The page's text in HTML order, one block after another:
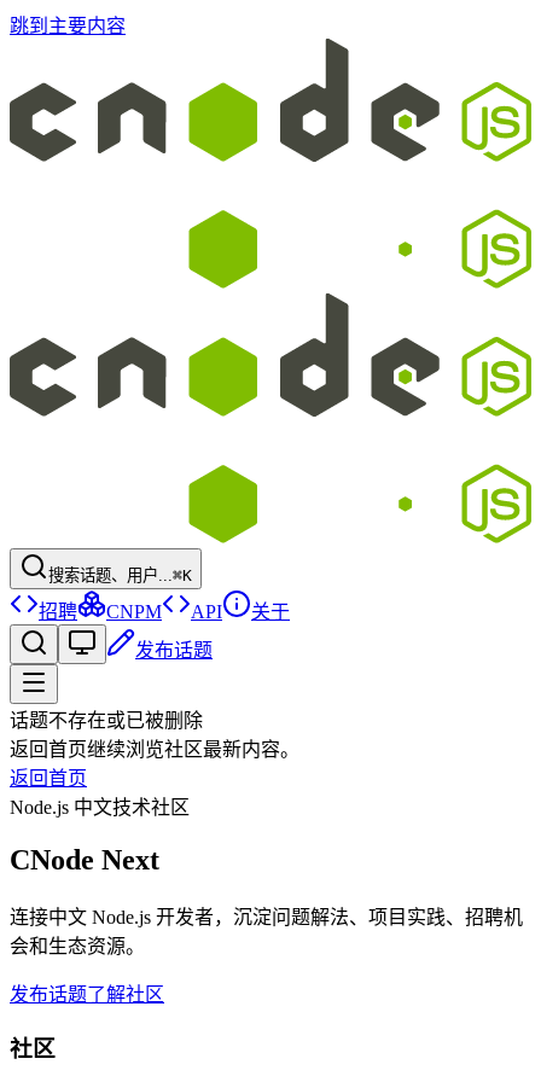
跳到主要内容
搜索话题、用户...⌘K
招聘 CNPM API
关于
发布话题
话题不存在或已被删除
返回首页继续浏览社区最新内容。
返回首页
Node.js 中文技术社区
CNode Next
连接中文 Node.js 开发者，沉淀问题解法、项目实践、招聘机
会和生态资源。
发布话题了解社区
社区